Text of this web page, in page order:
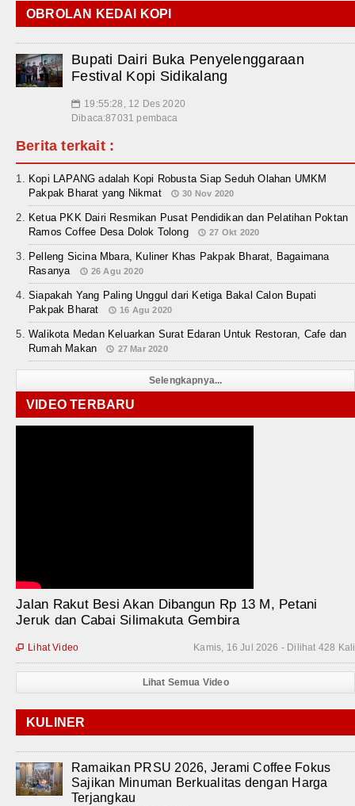
OBROLAN KEDAI KOPI
Bupati Dairi Buka Penyelenggaraan
Festival Kopi Sidikalang
📅 19:55:28, 12 Des 2020
Dibaca:87031 pembaca
Berita terkait :
Kopi LAPANG adalah Kopi Robusta Siap Seduh Olahan UMKM
Pakpak Bharat yang Nikmat
30 Nov 2020
Ketua PKK Dairi Resmikan Pusat Pendidikan dan Pelatihan Poktan
Ramos Coffee Desa Dolok Tolong
27 Okt 2020
Pelleng Sicina Mbara, Kuliner Khas Pakpak Bharat, Bagaimana
Rasanya
26 Agu 2020
Siapakah Yang Paling Unggul dari Ketiga Bakal Calon Bupati
Pakpak Bharat
16 Agu 2020
Walikota Medan Keluarkan Surat Edaran Untuk Restoran, Cafe dan
Rumah Makan
27 Mar 2020
Selengkapnya...
VIDEO TERBARU
Jalan Rakut Besi Akan Dibangun Rp 13 M, Petani
Jeruk dan Cabai Silimakuta Gembira
Kamis, 16 Jul 2026 - Dilihat 428 Kali
 Lihat Video
Lihat Semua Video
KULINER
Ramaikan PRSU 2026, Jerami Coffee Fokus
Sajikan Minuman Berkualitas dengan Harga
Terjangkau